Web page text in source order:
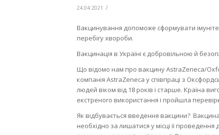
24.04.2021 /
Вакцинування допоможе сформувати
перебігу хвороби.
Вакцинація в Україні є добровільною й
Що відомо нам про вакцину AstraZeneca/
компанія AstraZeneca у співпраці з
людей віком від 18 років і старше. Країна
екстреного використання і пройшла
Як відбувається введення вакцини? Вакцина
необхідно за лишатися у місці її